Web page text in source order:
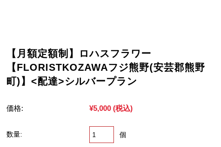
【月額定額制】ロハスフラワー
【FLORISTKOZAWAフジ熊野(安芸郡熊野
町)】<配達>シルバープラン
価格: ¥5,000 (税込)
数量: 個